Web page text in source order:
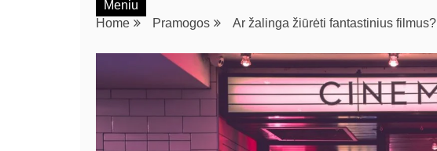
Meniu
Home
Pramogos Ar žalinga žiūrėti fantastinius filmus?